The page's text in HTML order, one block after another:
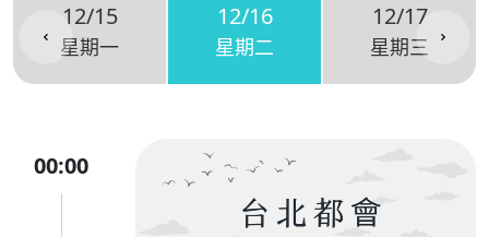
12/15
星期一
12/16
星期二
12/17
星期三
00:00